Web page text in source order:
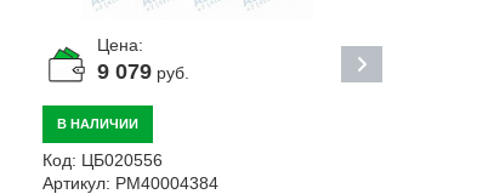
Цена:
9 079 руб.
В НАЛИЧИИ
Код: ЦБ020556
Артикул: PM40004384